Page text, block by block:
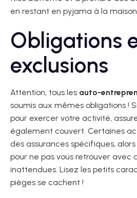
en restant en pyjama à la
Obligations
exclusions
Attention, tous les auto-
soumis aux mêmes obligations !
pour exercer votre activité,
également couvert. Certaines
des assurances spécifiques,
pour ne pas vous retrouver avec
inattendues. Lisez les petits
pièges se cachent !